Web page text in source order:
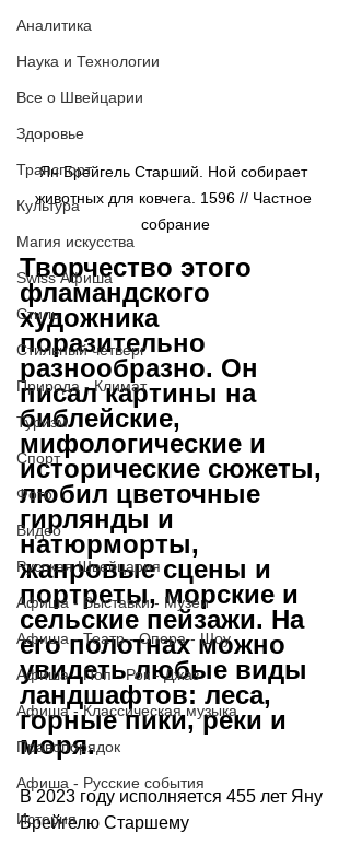
Аналитика
Наука и Технологии
Все о Швейцарии
Здоровье
Транспорт
Культура
Магия искусства
Swiss Афиша
Стиль
Стильный четверг
Природа - Климат
Туризм
Спорт
Фото
Видео
Русская Швейцария
Афиша - Выставки - Музеи
Афиша - Театр - Опера - Шоу
Афиша - Поп - Рок - Джаз
Афиша - Классическая музыка
Правопорядок
Афиша - Русские события
История
Ян Брейгель Старший. Ной собирает
животных для ковчега. 1596 // Частное
собрание
Творчество этого
фламандского
художника
поразительно
разнообразно. Он
писал картины на
библейские,
мифологические и
исторические сюжеты,
любил цветочные
гирлянды и
натюрморты,
жанровые сцены и
портреты, морские и
сельские пейзажи. На
его полотнах можно
увидеть любые виды
ландшафтов: леса,
горные пики, реки и
моря.
В 2023 году исполняется 455 лет Яну
Брейгелю Старшему